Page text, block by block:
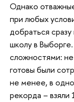
Однако
при любых
добраться
школу в
сложностями:
готовы были
не менее, в
рекорда –